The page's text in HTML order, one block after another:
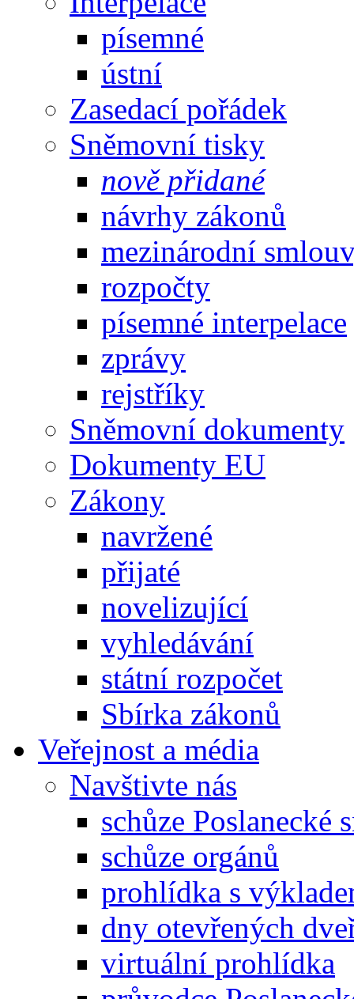
písemné
ústní
Zasedací pořádek
Sněmovní tisky
nově přidané
návrhy zákonů
mezinárodní
rozpočty
písemné interpelace
zprávy
rejstříky
Sněmovní dokumenty
Dokumenty EU
Zákony
navržené
přijaté
novelizující
vyhledávání
státní rozpočet
Sbírka zákonů
Veřejnost a média
Navštivte nás
schůze Poslanecké
schůze orgánů
prohlídka s
dny otevřených
virtuální prohlídka